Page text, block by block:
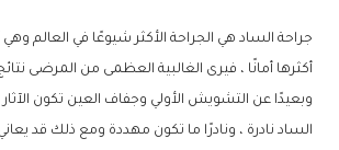
جراحة الساد هي الجراحة الأكثر شيوعًا في العالم
أكثرها أمانًا ، فيرى الغالبية العظمى من المرضى نتائج
وبعيدًا عن التشويش الأولي وجفاف العين تكون الآثار
الساد نادرة ، ونادرًا ما تكون مهددة ومع ذلك قد